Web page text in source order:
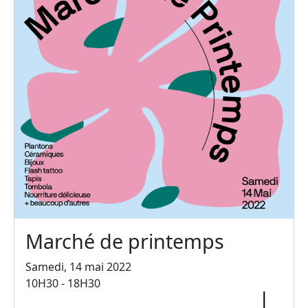
Marché de printemps
Samedi, 14 mai 2022
10H30 - 18H30